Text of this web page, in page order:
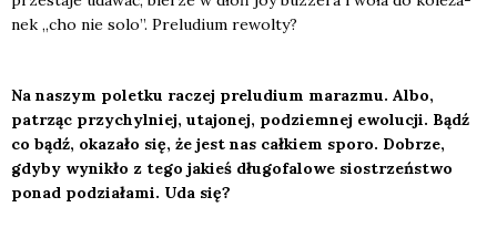
nek „cho nie solo”. Pre­lu­dium rewol­ty?
Na naszym polet­ku raczej pre­lu­dium mara­zmu. Albo,
patrząc przy­chyl­niej, uta­jo­nej, pod­ziem­nej ewo­lu­cji. Bądź
co bądź, oka­za­ło się, że jest nas cał­kiem spo­ro. Dobrze,
gdy­by wyni­kło z tego jakieś dłu­go­fa­lo­we sio­strzeń­stwo
ponad podzia­ła­mi. Uda się?